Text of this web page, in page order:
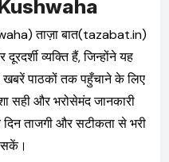
ताज़ा बात(tazabat.in)
व्यक्ति हैं, जिन्होंने यह
खबरें पाठकों तक पहुँचाने के लिए
सही और भरोसेमंद जानकारी
ताजगी और सटीकता से भरी